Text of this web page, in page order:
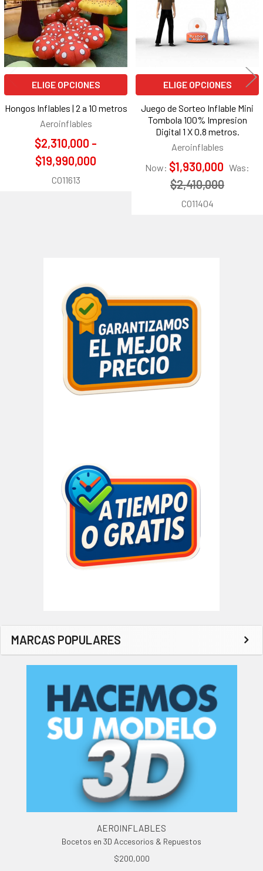
MARCAS POPULARES
AEROINFLABLES
Bocetos en 3D Accesorios & Repuestos
$200,000
ELIGE OPCIONES
Hongos Inflables | 2 a 10 metros
Aeroinflables
$2,310,000 -
$19,990,000
CO11613
ELIGE OPCIONES
Juego de Sorteo Inflable Mini
Tombola 100% Impresion
Digital 1 X 0.8 metros.
Aeroinflables
Now: $1,930,000 Was:
$2,410,000
CO11404